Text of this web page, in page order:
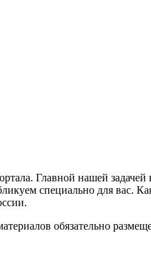
Главной нашей
специально для вас.
обязательно